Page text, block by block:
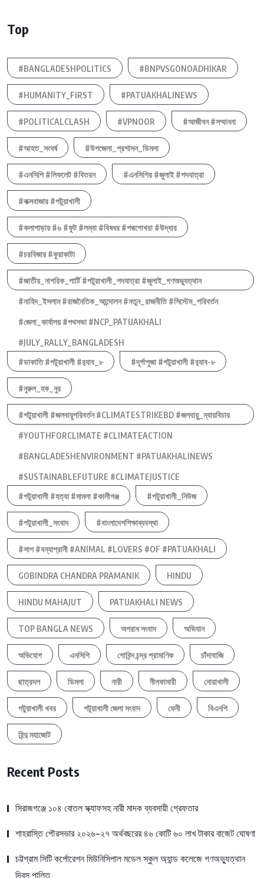
Top
#BANGLADESHPOLITICS #BNPVSGONOADHIKAR
#HUMANITY_FIRST #PATUAKHALINEWS
#POLITICALCLASH #VPNOOR #আজীবন #সম্মাননা
#আহত_সংঘর্ষ #উপজেলা_প্রশাসন_ডিমলা
#এনসিপি #লিফলেট #বিতরন #এনসিপির #জুলাই #পদযাত্রা
#কক্সবাজার #পটুয়াখালী
#কলাপাড়ায় #৬ #ফুট #লম্বা #বিষধর #পদ্মগোখরা #উদ্ধার
#চরবিজায় #কুয়াকাটা
#জাতীয়_নাগরিক_পার্টি #পটুয়াখালী_পদযাত্রা #জুলাই_গণঅভ্যুত্থান
#নাহিদ_ইসলাম #রাজনৈতিক_আন্দোলন #নতুন_রাজনীতি #সিস্টেম_পরিবর্তন
#জেলা_কার্যালয় #পথসভা #NCP_PATUAKHALI
#JULY_RALLY_BANGLADESH
#ডাকাতি #পটুয়াখালী #র‍্যাব_৮
#দূর্গাপুজা #পটুয়াখালী #র‍্যাব-৮
#নুরুল_হক_নুর
#পটুয়াখালী #জলবায়ুপরিবর্তন #CLIMATESTRIKEBD #জলবায়ু_ন্যায়বিচার
#YOUTHFORCLIMATE #CLIMATEACTION
#BANGLADESHENVIRONMENT #PATUAKHALINEWS
#SUSTAINABLEFUTURE #CLIMATEJUSTICE
#পটুয়াখালী #হত্যা #মামলা #কালীগঞ্জ
#পটুয়াখালী_নিউজ
#পটুয়াখালী_সংবাদ #বাংলাদেশশিক্ষাব্যবস্থা
#সাপ #বন্যাপ্রানী #ANIMAL #LOVERS #OF #PATUAKHALI
GOBINDRA CHANDRA PRAMANIK HINDU
HINDU MAHAJUT PATUAKHALI NEWS
TOP BANGLA NEWS অপরাধ সংবাদ অভিযান
অভিযোগ এনসিপি গোবিন্দ চন্দ্র প্রামাণিক চাঁদাবাজি
ছাত্রদল ডিমলা নারী নীলফামারী নোয়াখালী
পটুয়াখালী খবর পটুয়াখালী জেলা সংবাদ ফেনী বিএনপি
হিন্দু মহাজোট
Recent Posts
সিরাজগঞ্জে ১০৪ বোতল স্ক্যাফসহ নারী মাদক ব্যবসায়ী গ্রেফতার
শাহরাস্তি পৌরসভার ২০২৬-২৭ অর্থবছরের ৪৬ কোটি ৬০ লাখ টাকার বাজেট ঘোষণা
চট্টগ্রাম সিটি কর্পোরেশন মিউনিসিপাল মডেল স্কুল অ্যান্ড কলেজে গণঅভ্যুত্থান
দিবস পালিত